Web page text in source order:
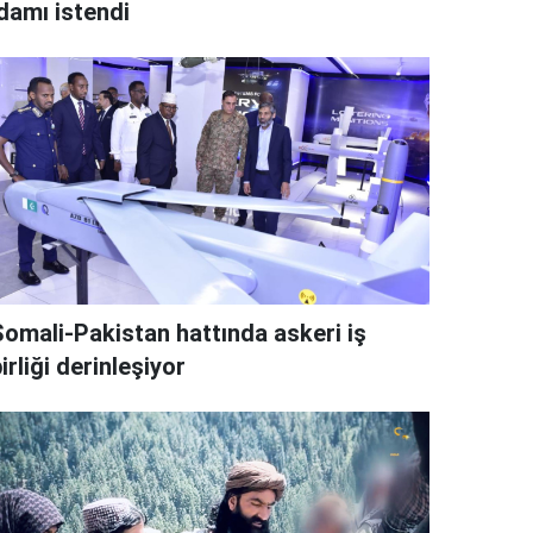
istendi
Pakistan hattında askeri iş
derinleşiyor